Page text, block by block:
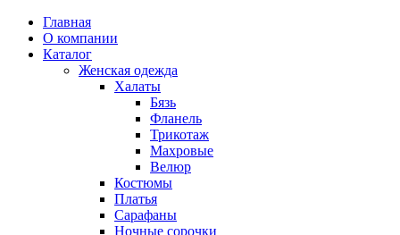
Главная
О компании
Каталог
Женская одежда
Халаты
Бязь
Фланель
Трикотаж
Махровые
Велюр
Костюмы
Платья
Сарафаны
Ночные сорочки